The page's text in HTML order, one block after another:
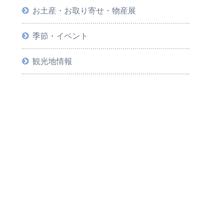
お土産・お取り寄せ・物産展
季節・イベント
観光地情報